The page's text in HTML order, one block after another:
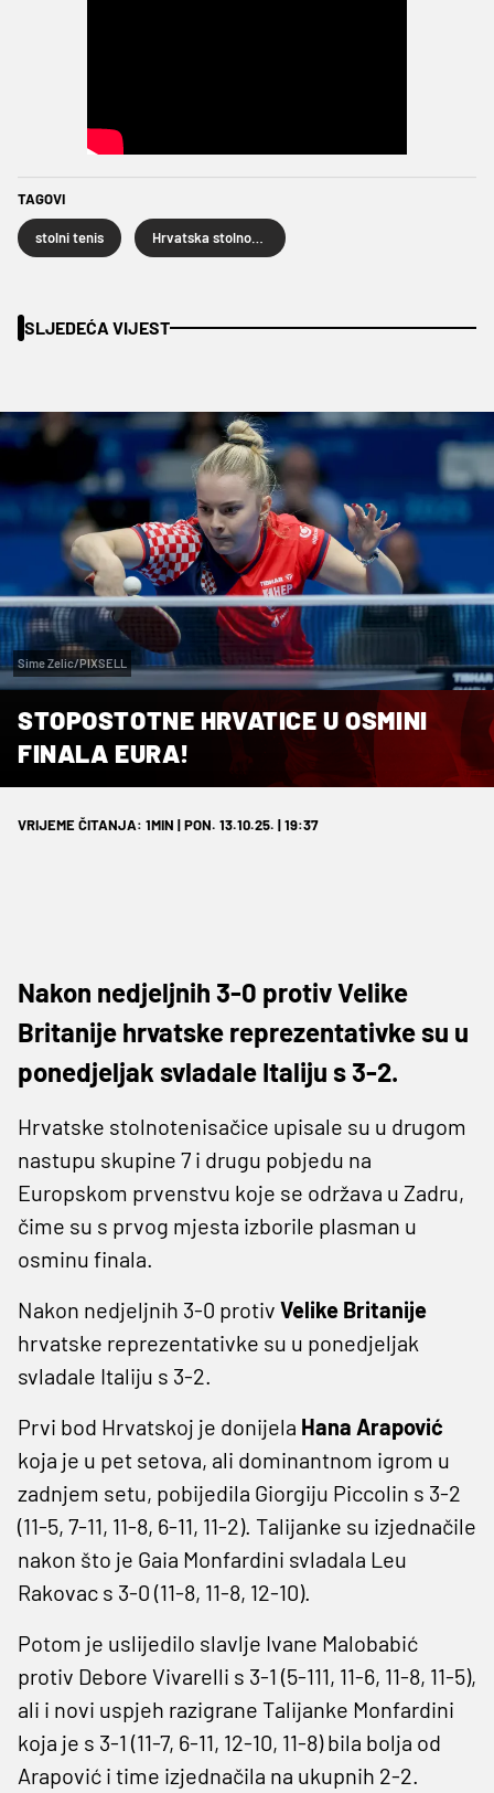
TAGOVI
stolni tenis
SLJEDEĆA VIJEST
Sime Zelic/PIXSELL
STOPOSTOTNE HRVATICE U OSMINI
FINALA EURA!
VRIJEME ČITANJA: 1MIN | PON. 13.10.25. | 19:37
Nakon nedjeljnih 3-0 protiv Velike
Britanije hrvatske reprezentativke su u
ponedjeljak svladale Italiju s 3-2.
Hrvatske stolnotenisačice upisale su u drugom
nastupu skupine 7 i drugu pobjedu na
Europskom prvenstvu koje se održava u Zadru,
čime su s prvog mjesta izborile plasman u
osminu finala.
Nakon nedjeljnih 3-0 protiv Velike Britanije
hrvatske reprezentativke su u ponedjeljak
svladale Italiju s 3-2.
Prvi bod Hrvatskoj je donijela Hana Arapović
koja je u pet setova, ali dominantnom igrom u
zadnjem setu, pobijedila Giorgiju Piccolin s 3-2
(11-5, 7-11, 11-8, 6-11, 11-2). Talijanke su izjednačile
nakon što je Gaia Monfardini svladala Leu
Rakovac s 3-0 (11-8, 11-8, 12-10).
Potom je uslijedilo slavlje Ivane Malobabić
protiv Debore Vivarelli s 3-1 (5-111, 11-6, 11-8, 11-5),
ali i novi uspjeh razigrane Talijanke Monfardini
koja je s 3-1 (11-7, 6-11, 12-10, 11-8) bila bolja od
Arapović i time izjednačila na ukupnih 2-2.